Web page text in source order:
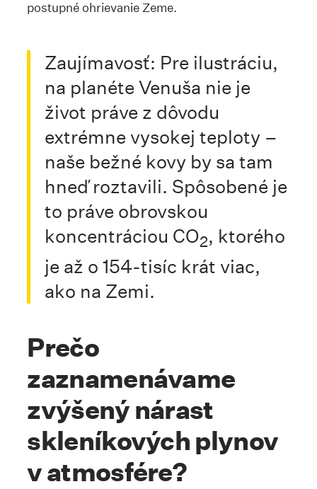
postupné ohrievanie Zeme.
Zaujímavosť: Pre ilustráciu,
na planéte Venuša nie je
život práve z dôvodu
extrémne vysokej teploty –
naše bežné kovy by sa tam
hneď roztavili. Spôsobené je
to práve obrovskou
koncentráciou CO2, ktorého
je až o 154-tisíc krát viac,
ako na Zemi.
Prečo
zaznamenávame
zvýšený nárast
skleníkových plynov
v atmosfére?